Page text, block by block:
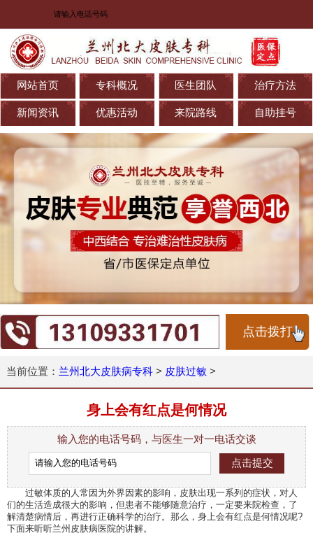
网站首页 专科概况 医生团队 治疗方法
新闻资讯 优惠活动 来院路线 自助挂号
点击拨打
当前位置： 兰州北大皮肤病专科> 皮肤过敏>
身上会有红点是何情况
输入您的电话号码，与医生一对一电话交谈
过敏体质的人常因为外界因素的影响，皮肤出现一系列的症状，对人
们的生活造成很大的影响，但患者不能够随意治疗，一定要来院检查，了
解清楚病情后，再进行正确科学的治疗。那么，身上会有红点是何情况呢?
下面来听听兰州皮肤病医院的讲解。